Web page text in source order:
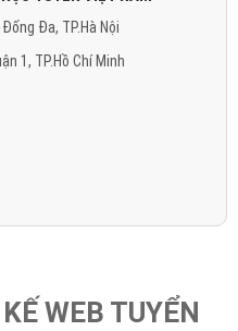
Đa, TP.Hà Nội
1, TP.Hồ Chí Minh
WEB TUYỂN